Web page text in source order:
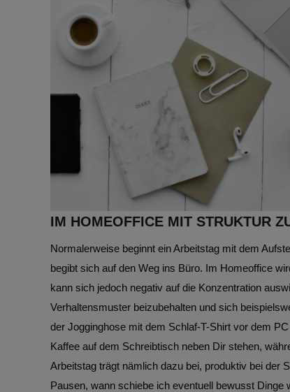
IM HOMEOFFICE MIT STRUKTUR
Normalerweise beginnt ein Arbeitstag mit dem
begibt sich auf den Weg ins Büro. Im Homeoffice
kann sich jedoch negativ auf die Konzentration
Verhaltensmuster beizubehalten und sich
der Jogginghose mit dem Schlaf-T-Shirt vor dem
Kaffee auf dem Schreibtisch neben Dir stehen,
Arbeitstag trägt nämlich dazu bei, produktiv bei der
Pausen, wann schiebe ich eventuell bewusst